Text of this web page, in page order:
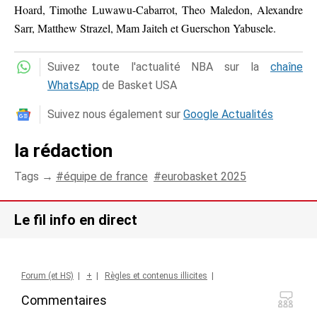
Hoard, Timothe Luwawu-Cabarrot, Theo Maledon, Alexandre
Sarr, Matthew Strazel, Mam Jaiteh et Guerschon Yabusele.
Suivez toute l'actualité NBA sur la chaîne
WhatsApp de Basket USA
Suivez nous également sur Google Actualités
la rédaction
Tags → équipe de france eurobasket 2025
Le fil info en direct
Commentaires
Forum (et HS) + Règles et contenus illicites